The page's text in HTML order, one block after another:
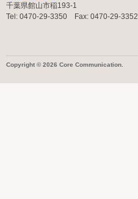
千葉県館山市稲193-1
Tel: 0470-29-3350 Fax: 0470-29-3352
Copyright © 2026 Core Communication.